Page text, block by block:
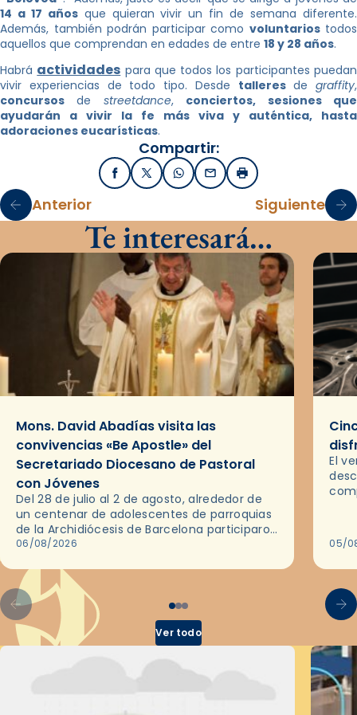
14 a 17 añosque quieran vivir un fin de semana diferente.
Además, también podrán participar como voluntariostodos
aquellos que comprendan en edades de entre 18 y 28 años.
Habrá actividades para que todos los participantes puedan
vivir experiencias de todo tipo. Desde talleresde graffity,
concursos de streetdance, conciertos, sesiones que
ayudarán a vivir la fe más viva y auténtica, hasta
adoraciones eucarísticas.
Compartir:
FacebookX / TwitterWhatsApp
EmailImprimir
Anterior Siguiente
Te interesará…
Mons. David Abadías visita las
convivencias «Be Apostle» del
Secretariado Diocesano de Pastoral
con Jóvenes
Del 28 de julio al 2 de agosto, alrededor de
un centenar de adolescentes de parroquias
de la Archidiócesis de Barcelona participaron
en las convivencias Be Apostle, organizadas
06/08/2026
El
05/
Ver todo